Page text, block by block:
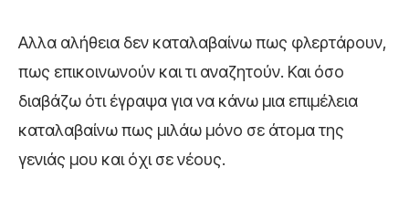
Αλλα αλήθεια δεν καταλαβαίνω πως φλερτάρουν,
πως επικοινωνούν και τι αναζητούν. Και όσο
διαβάζω ότι έγραψα για να κάνω μια επιμέλεια
καταλαβαίνω πως μιλάω μόνο σε άτομα της
γενιάς μου και όχι σε νέους.